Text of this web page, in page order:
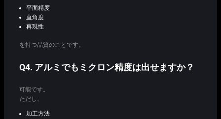
平面精度
直角度
再現性
を持つ品質のことです。
Q4. アルミでもミクロン精度は出せますか？
可能です。
ただし、
加工方法